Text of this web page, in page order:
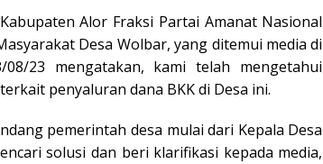
Alor Fraksi Partai Amanat Nasional
Desa Wolbar, yang ditemui media di
23 mengatakan, kami telah mengetahui
penyaluran dana BKK di Desa ini.
pemerintah desa mulai dari Kepala Desa
solusi dan beri klarifikasi kepada media,